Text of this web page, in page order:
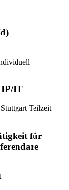
IP/IT
Stuttgart Teilzeit
für